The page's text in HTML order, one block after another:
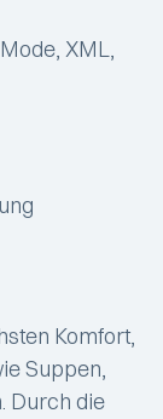
XML,
Komfort,
Suppen,
Durch die